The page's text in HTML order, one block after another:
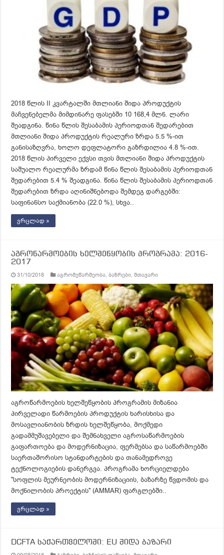
2018 წლის II კვარტალში მთლიანი შიდა პროდუქტის
მაჩვენებელმა მიმდინარე ფასებში 10 168,4 მლნ. ლარი
შეადგინა. წინა წლის შესაბამის პერიოდთან შედარებით
მთლიანი შიდა პროდუქტის რეალური ზრდა 5.5 %-ით
განისაზღვრა, ხოლო დეფლატორი გაზრდილია 4.8 %-ით.
2018 წლის პირველი ექვსი თვის მთლიანი შიდა პროდუქტის
საშუალო რეალურმა ზრდამ წინა წლის შესაბამის პერიოდთან
შედარებით 5.4 % შეადგინა. წინა წლის შესაბამის პერიოდთან
შედარებით ზრდა აღინიშნებოდა შემდეგ დარგებში:
საფინანსო საქმიანობა (22.0 %), სხვა..
ვრცლად »
აგროწარმოების ხელშეწყობის პროგრამა: 2016-
2017
31/10/2018 აგრომეწარმეობა,ბაზრები,მთავარი
აგროწარმოების ხელშეწყობის პროგრამის მიზანია
პირველადი წარმოების პროდუქტის ხარისხისა და
მოსავლიანობის ზრდის ხელშეწყობა, მოქმედი
გადამმუშავებელი და შემნახველი აგროსაწარმოების
გაფართოება და მოდერნიზაცია, ფერმებსა და საწარმოებში
საერთაშორისო სტანდარტების და თანამედროვე
ტექნოლოგიების დანერგვა. პროგრამა ხორციელდება
''სოფლის მეურნეობის მოდერნიზაციის, ბაზარზე წვდომის და
მოქნილობის პროექტის'' (AMMAR) ფარგლებში..
ვრცლად »
DCFTA საქართველოში: EU შიდა ბაზარი